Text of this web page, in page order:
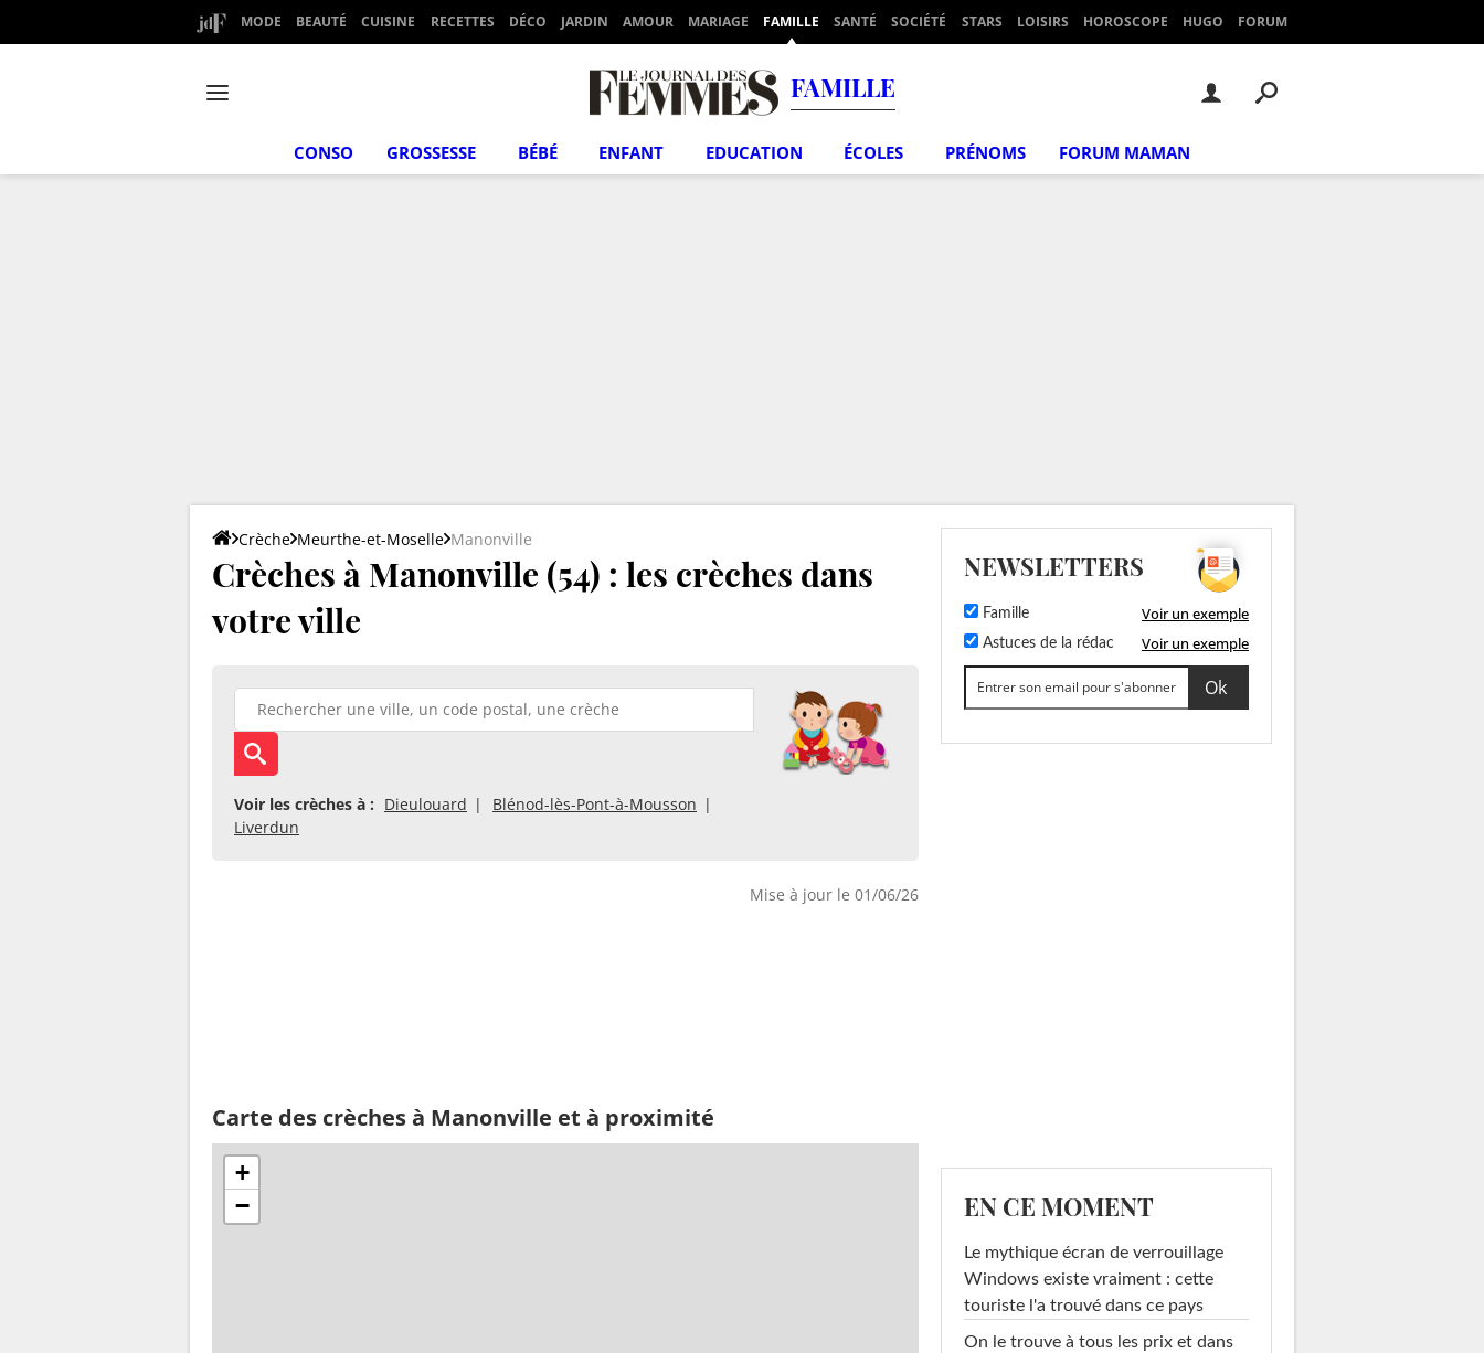
MODE BEAUTÉ CUISINE RECETTES DÉCO JARDIN AMOUR MARIAGE FAMILLE SANTÉ SOCIÉTÉ STARS LOISIRS HOROSCOPE HUGO FORUM
FAMILLE
CONSO GROSSESSE BÉBÉ ENFANT EDUCATION ÉCOLES PRÉNOMS FORUM MAMAN
Crèche Meurthe-et-Moselle Manonville
Crèches à Manonville (54) : les crèches dans
votre ville
Voir les crèches à : Dieulouard
Blénod-lès-Pont-à-Mousson
Liverdun
Mise à jour le 01/06/26
Carte des crèches à Manonville et à proximité
+
−
NEWSLETTERS
Famille Voir un exemple
Astuces de la rédac Voir un exemple
EN CE MOMENT
Le mythique écran de verrouillage
Windows existe vraiment : cette
touriste l'a trouvé dans ce pays
On le trouve à tous les prix et dans